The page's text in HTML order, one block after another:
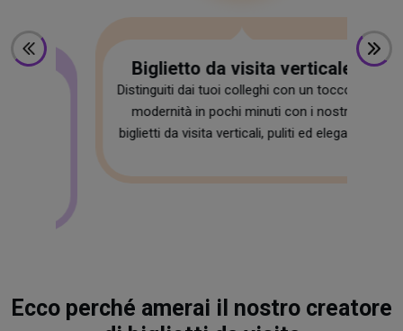
Biglietto da visita verticale
Distinguiti dai tuoi colleghi con un tocco di
modernità in pochi minuti con i nostri
biglietti da visita verticali, puliti ed eleganti.
Ecco perché amerai il nostro creatore